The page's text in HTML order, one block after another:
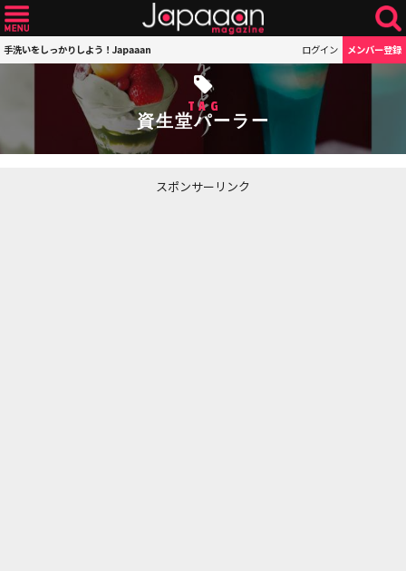
手洗いをしっかりしよう！Japaaan ログイン メンバー登録
TAG
資生堂パーラー
スポンサーリンク